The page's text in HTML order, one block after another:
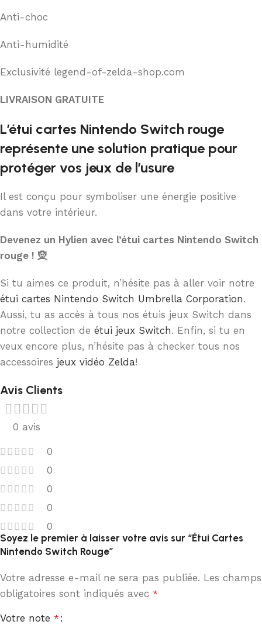
Anti-choc
Anti-humidité
Exclusivité legend-of-zelda-shop.com
LIVRAISON GRATUITE
L’étui cartes Nintendo Switch rouge
représente une solution pratique pour
protéger vos jeux de l’usure
Il est conçu pour symboliser une énergie positive
dans votre intérieur.
Devenez un Hylien avec l’étui cartes Nintendo Switch
rouge ! 🧝
Si tu aimes ce produit, n’hésite pas à aller voir notre
étui cartes Nintendo Switch Umbrella Corporation.
Aussi, tu as accès à tous nos étuis jeux Switch dans
notre collection de étui jeux Switch. Enfin, si tu en
veux encore plus, n’hésite pas à checker tous nos
accessoires jeux vidéo Zelda!
Avis Clients
0 avis
0
0
0
0
0
Soyez le premier à laisser votre avis sur “Étui Cartes
Nintendo Switch Rouge”
Votre adresse e-mail ne sera pas publiée. Les champs
obligatoires sont indiqués avec *
Votre note *